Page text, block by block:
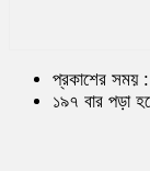
প্রকাশের সময়
১৯৭ বার পড়া